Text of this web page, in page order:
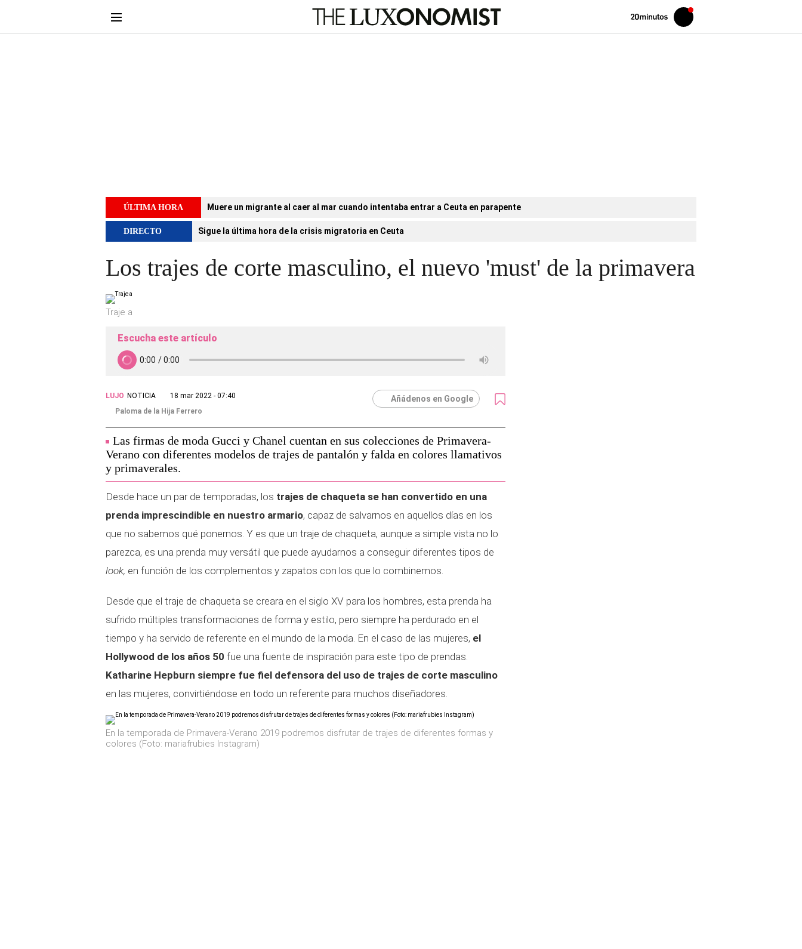
Volver
Iniciar
sesión
ÚLTIMA HORA Muere un migrante al caer al mar cuando intentaba entrar a Ceuta en parapente
DIRECTO Sigue la última hora de la crisis migratoria en Ceuta
Los trajes de corte masculino, el nuevo 'must' de la primavera
Traje a
Escucha este artículo
LUJO NOTICIA
18 mar 2022 - 07:40
Paloma de la Hija Ferrero
Añádenos en Google
Las firmas de moda Gucci y Chanel cuentan en sus colecciones de Primavera-
Verano con diferentes modelos de trajes de pantalón y falda en colores llamativos
y primaverales.
Desde hace un par de temporadas, los trajes de chaqueta se han convertido en una
prenda imprescindible en nuestro armario, capaz de salvarnos en aquellos días en los
que no sabemos qué ponernos. Y es que un traje de chaqueta, aunque a simple vista no lo
parezca, es una prenda muy versátil que puede ayudarnos a conseguir diferentes tipos de
look, en función de los complementos y zapatos con los que lo combinemos.
Desde que el traje de chaqueta se creara en el siglo XV para los hombres, esta prenda ha
sufrido múltiples transformaciones de forma y estilo, pero siempre ha perdurado en el
tiempo y ha servido de referente en el mundo de la moda. En el caso de las mujeres, el
Hollywood de los años 50 fue una fuente de inspiración para este tipo de prendas.
Katharine Hepburn siempre fue fiel defensora del uso de trajes de corte masculino
en las mujeres, convirtiéndose en todo un referente para muchos diseñadores.
En la temporada de Primavera-Verano 2019 podremos disfrutar de trajes de diferentes formas y
colores (Foto: mariafrubies Instagram)